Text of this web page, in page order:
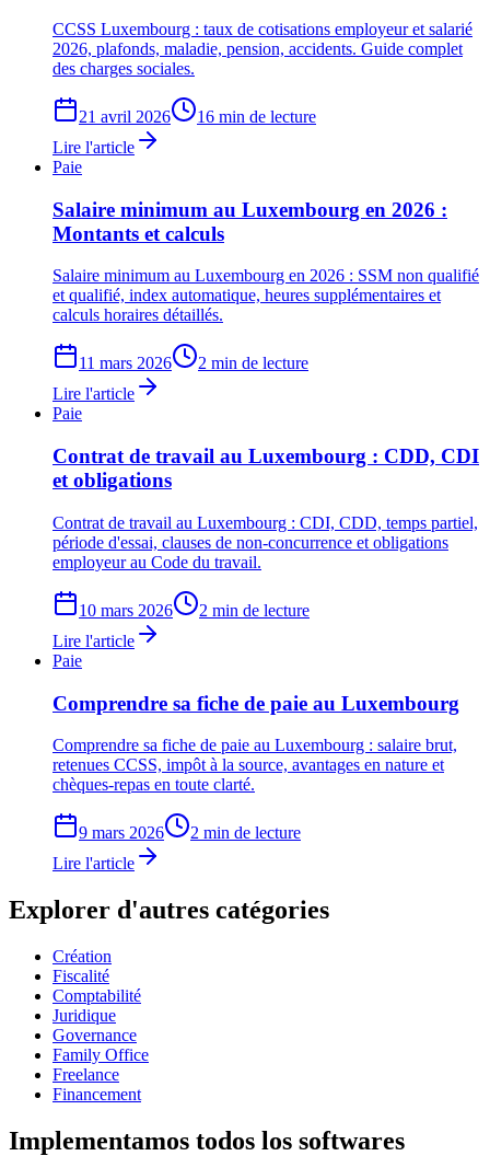
CCSS Luxembourg : taux de cotisations employeur et salarié
2026, plafonds, maladie, pension, accidents. Guide complet
des charges sociales.
21 avril 2026
16 min de lecture
Lire l'article
Paie
Salaire minimum au Luxembourg en 2026 :
Montants et calculs
Salaire minimum au Luxembourg en 2026 : SSM non qualifié
et qualifié, index automatique, heures supplémentaires et
calculs horaires détaillés.
11 mars 2026
2 min de lecture
Lire l'article
Paie
Contrat de travail au Luxembourg : CDD, CDI
et obligations
Contrat de travail au Luxembourg : CDI, CDD, temps partiel,
période d'essai, clauses de non-concurrence et obligations
employeur au Code du travail.
10 mars 2026
2 min de lecture
Lire l'article
Paie
Comprendre sa fiche de paie au Luxembourg
Comprendre sa fiche de paie au Luxembourg : salaire brut,
retenues CCSS, impôt à la source, avantages en nature et
chèques-repas en toute clarté.
9 mars 2026
2 min de lecture
Lire l'article
Explorer d'autres catégories
Création
Fiscalité
Comptabilité
Juridique
Governance
Family Office
Freelance
Financement
Implementamos todos los softwares